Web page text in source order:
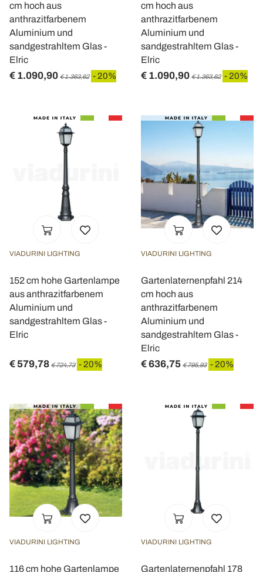
cm hoch aus
anthrazitfarbenem
Aluminium und
sandgestrahltem Glas -
Elric
€ 1.090,90 € 1.363,62 - 20%
cm hoch aus
anthrazitfarbenem
Aluminium und
sandgestrahltem Glas -
Elric
€ 1.090,90 € 1.363,62 - 20%
VIADURINI LIGHTING
152 cm hohe Gartenlampe
aus anthrazitfarbenem
Aluminium und
sandgestrahltem Glas -
Elric
€ 579,78 € 724,73 - 20%
VIADURINI LIGHTING
Gartenlaternenpfahl 214
cm hoch aus
anthrazitfarbenem
Aluminium und
sandgestrahltem Glas -
Elric
€ 636,75 € 795,93 - 20%
VIADURINI LIGHTING
116 cm hohe Gartenlampe
VIADURINI LIGHTING
Gartenlaternenpfahl 178